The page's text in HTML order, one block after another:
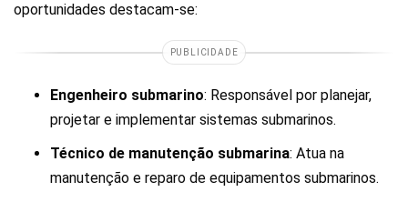
oportunidades destacam-se:
PUBLICIDADE
Engenheiro submarino: Responsável por planejar,
projetar e implementar sistemas submarinos.
Técnico de manutenção submarina: Atua na
manutenção e reparo de equipamentos submarinos.